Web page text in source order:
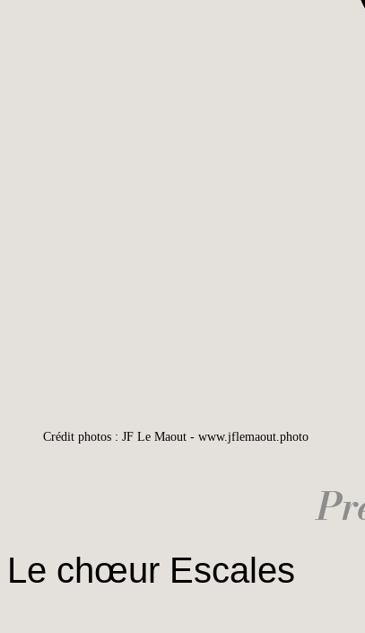
Crédit photos : JF Le Maout - www.jflemaout.photo
Le chœur Escales